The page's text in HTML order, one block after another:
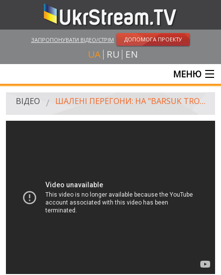
ЗАПРОПОНУВАТИ ВІДЕО/СТРІМ ДОПОМОГА ПРОЕКТУ
UA RU EN
МЕНЮ
ГОЛОВНА
АМАТОРСЬКЕ ВІДЕО
ХУДОЖНІ ТА ДОКУМЕНТАЛЬНІ ПРОЕКТИ
ВІДЕО ШАЛЕНІ ПЕРЕГОНИ: НА "BARSUK TROPHY 2015" НЕ ВСІ ВИЛІЗЛИ З БАГНЮКИ